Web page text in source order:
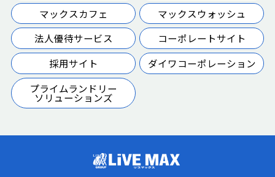
マックスカフェ
マックスウォッシュ
法人優待サービス
コーポレートサイト
採用サイト
ダイワコーポレーション
プライムランドリー
ソリューションズ